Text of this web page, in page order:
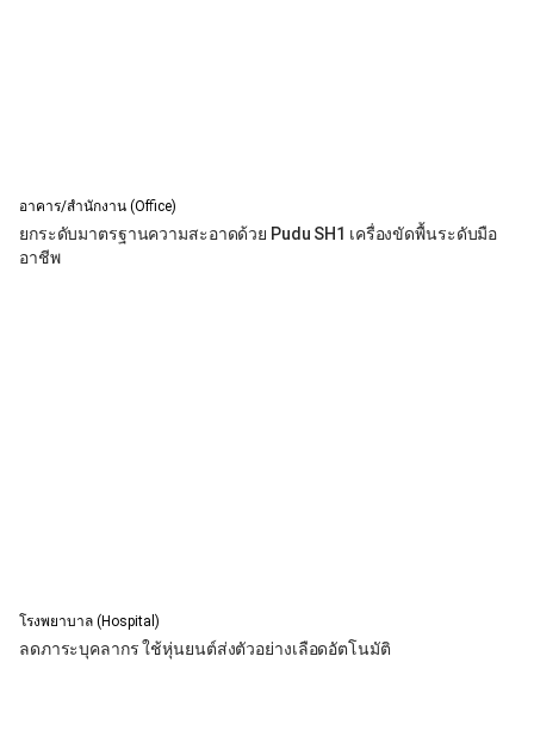
อาคาร/สำนักงาน (Office)
ยกระดับมาตรฐานความสะอาดด้วย Pudu SH1 เครื่องขัดพื้นระดับมือ
อาชีพ
โรงพยาบาล (Hospital)
ลดภาระบุคลากร ใช้หุ่นยนต์ส่งตัวอย่างเลือดอัตโนมัติ